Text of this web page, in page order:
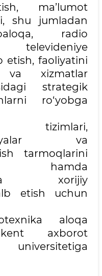
ma’lumot
shu jumladan
radio
etish, faoliyatini
va xizmatlar
strategik
ro‘yobga
va
tarmoqlarini
hamda
xorijiy
etish uchun
aloqa
axborot